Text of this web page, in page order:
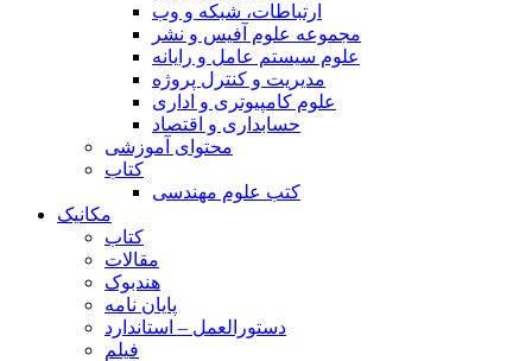
ارتباطات، شبکه و وب
مجموعه علوم آفیس و نشر
علوم سیستم عامل و رایانه
مدیریت و کنترل پروژه
علوم کامپیوتری و اداری
حسابداری و اقتصاد
محتوای آموزشی
کتاب
کتب علوم مهندسی
مکانیک
کتاب
مقالات
هندبوک
پایان نامه
دستورالعمل – استاندارد
فیلم